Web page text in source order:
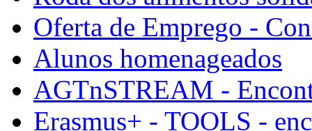
Oferta de Emprego -
Alunos homenageados
AGTnSTREAM -
Erasmus+ - TOOLS -